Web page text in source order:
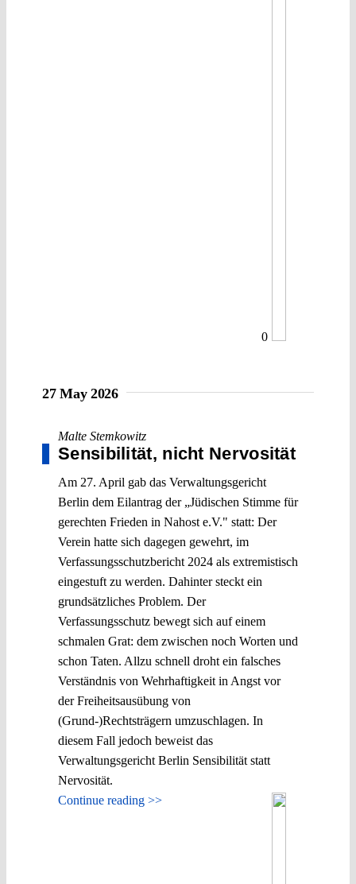
0
27 May 2026
Malte Stemkowitz
Sensibilität, nicht Nervosität
Am 27. April gab das Verwaltungsgericht
Berlin dem Eilantrag der „Jüdischen Stimme für
gerechten Frieden in Nahost e.V." statt: Der
Verein hatte sich dagegen gewehrt, im
Verfassungsschutzbericht 2024 als extremistisch
eingestuft zu werden. Dahinter steckt ein
grundsätzliches Problem. Der
Verfassungsschutz bewegt sich auf einem
schmalen Grat: dem zwischen noch Worten und
schon Taten. Allzu schnell droht ein falsches
Verständnis von Wehrhaftigkeit in Angst vor
der Freiheitsausübung von
(Grund-)Rechtsträgern umzuschlagen. In
diesem Fall jedoch beweist das
Verwaltungsgericht Berlin Sensibilität statt
Nervosität.
Continue reading >>